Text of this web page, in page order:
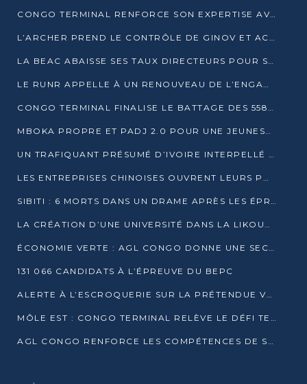
CONGO TERMINAL RENFORCE SON EXPERTISE AVEC NEUF NOUVEAUX FORMATEURS EN ENGINS PORTUAIRES
L’ARCHER PREND LE CONTRÔLE DE GINOV ET ACCÉLÈRE SON VIRAGE NUMÉRIQUE
LA BEAC ABAISSE SES TAUX DIRECTEURS POUR SOUTENIR LA CROISSANCE EN ZONE CEMAC
LE RUNR APPELLE À UN RENOUVEAU DE L’ENGAGEMENT MILITANT
CONGO TERMINAL FINALISE LE BATTAGE DES 558 PIEUX DU FUTUR QUAI DU MÔLE EST
MBOKA PROPRE ET PADJ 2.0 POUR UNE JEUNESSE PLUS AUTONOME
UN TRAFIQUANT PRÉSUMÉ D’IVOIRE INTERPELLÉ À DOLISIE
LES ENTREPRISES CHINOISES OUVRENT LEURS PORTES AUX JEUNES DIPLÔMÉS
SIBITI : 6 MORTS DANS UN DRAME APRÈS LES ÉPREUVES DU BEPC
LA CRÉATION D’UNE UNIVERSITÉ DANS LA LIKOUALA AU CŒUR D’UNE RÉFLEXION NATIONALE
ÉCONOMIE VERTE : AGL CONGO DONNE UNE SECONDE VIE À SES DÉCHETS INDUSTRIELS
131 066 CANDIDATS À L’ÉPREUVE DU BEPC
ALERTE À L’ESCROQUERIE SUR LA PRÉTENDUE VENTE DE PARCELLES AFAT
MÔLE EST : CONGO TERMINAL RELÈVE LE DÉFI TECHNIQUE DES SABLES BITUMINEUX
AGL CONGO RENFORCE LES COMPÉTENCES DE SES ÉQUIPES AVEC LA CERTIFICATION CACES® R483